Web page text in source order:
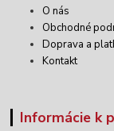
O nás
Obchodné
Doprava a
Kontakt
Informácie k